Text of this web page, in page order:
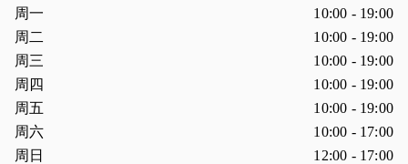
星期
周一 10:00 - 19:00
周二
10:00 - 19:00
周三
10:00 - 19:00
周四
10:00 - 19:00
周五
10:00 - 19:00
周六
10:00 - 17:00
周日
12:00 - 17:00